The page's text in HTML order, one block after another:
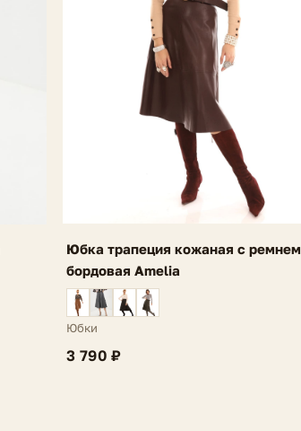
Юбка трапеция кожаная с ремнем
бордовая Amelia
Юбки
3 790 ₽